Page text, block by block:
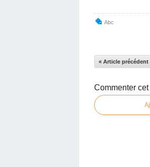
Abc
« Article précédent
Commenter